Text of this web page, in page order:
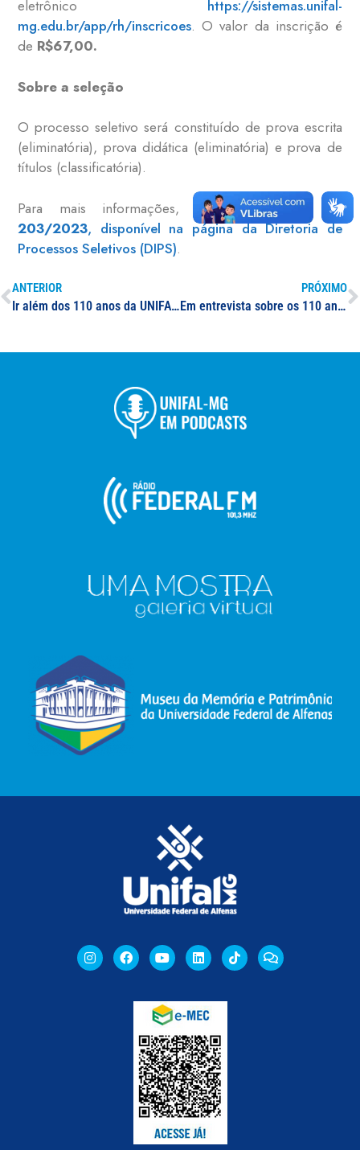
eletrônico https://sistemas.unifal-
mg.edu.br/app/rh/inscricoes. O valor da inscrição é
de R$67,00.
Sobre a seleção
O processo seletivo será constituído de prova escrita
(eliminatória), prova didática (eliminatória) e prova de
títulos (classificatória).
Para mais informações, acesse oEdital nº
203/2023, disponível na página da Diretoria de
Processos Seletivos (DIPS).
ANTERIOR
Ir além dos 110 anos da UNIFAL-MG
PRÓXIMO
Em entrevista sobre os 110 anos de história de instituição, reitor da UNIFAL-MG comenta impactos e desdobramentos das atividades acadêmicas para a sociedade